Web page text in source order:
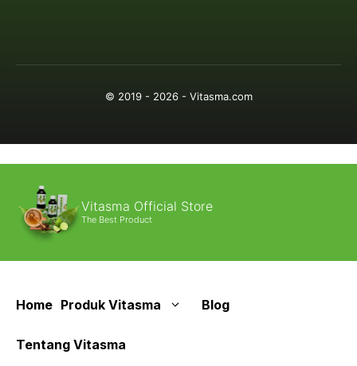
© 2019 - 2026 - Vitasma.com
Vitasma Official Store
The Best Product
Home Produk Vitasma Blog
Tentang Vitasma